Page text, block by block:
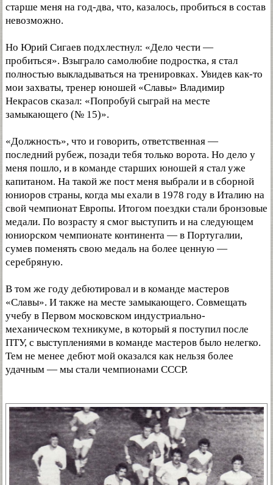
старше меня на год-два, что, казалось, пробиться в состав
невозможно.
Но Юрий Сигаев подхлестнул: «Дело чести —
пробиться». Взыграло самолюбие подростка, я стал
полностью выкладываться на тренировках. Увидев как-то
мои захваты, тренер юношей «Славы» Владимир
Некрасов сказал: «Попробуй сыграй на месте
замыкающего (№ 15)».
«Должность», что и говорить, ответственная —
последний рубеж, позади тебя только ворота. Но дело у
меня пошло, и в команде старших юношей я стал уже
капитаном. На такой же пост меня выбрали и в сборной
юниоров страны, когда мы ехали в 1978 году в Италию на
свой чемпионат Европы. Итогом поездки стали бронзовые
медали. По возрасту я смог выступить и на следующем
юниорском чемпионате континента — в Португалии,
сумев поменять свою медаль на более ценную —
серебряную.
В том же году дебютировал и в команде мастеров
«Славы». И также на месте замыкающего. Совмещать
учебу в Первом московском индустриально-
механическом техникуме, в который я поступил после
ПТУ, с выступлениями в команде мастеров было нелегко.
Тем не менее дебют мой оказался как нельзя более
удачным — мы стали чемпионами СССР.